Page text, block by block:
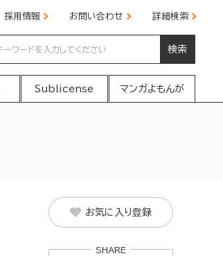
採用情報 お問い合わせ 詳細検索
検索
Sublicense マンガよもんが
お気に入り登録
SHARE